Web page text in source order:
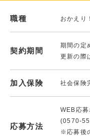
職種 おかえり
契約期間
期間の定
更新の際
加入保険 社会保険
応募方法
WEB応
(0570-
※応募後